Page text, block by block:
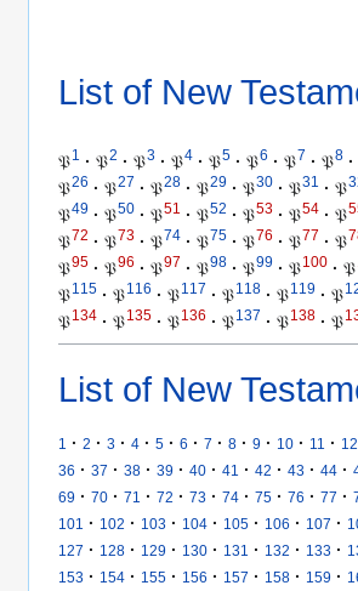
List of New
𝔓1 · 𝔓2 · 𝔓3 · 𝔓4 · 𝔓5 · 𝔓6 · 𝔓7 · 𝔓8 ·
𝔓26 · 𝔓27 · 𝔓28 · 𝔓29 · 𝔓30 · 𝔓31 · 𝔓
𝔓49 · 𝔓50 · 𝔓51 · 𝔓52 · 𝔓53 · 𝔓54 · 𝔓
𝔓72 · 𝔓73 · 𝔓74 · 𝔓75 · 𝔓76 · 𝔓77 · 𝔓
𝔓95 · 𝔓96 · 𝔓97 · 𝔓98 · 𝔓99 · 𝔓100 · 𝔓
𝔓115 · 𝔓116 · 𝔓117 · 𝔓118 · 𝔓119 · 𝔓
𝔓134 · 𝔓135 · 𝔓136 · 𝔓137 · 𝔓138 · 𝔓
List of New
1 · 2 · 3 · 4 · 5 · 6 · 7 · 8 · 9 · 10 · 11 · 12
36 · 37 · 38 · 39 · 40 · 41 · 42 · 43 · 44 ·
69 · 70 · 71 · 72 · 73 · 74 · 75 · 76 · 77 ·
101
· 102 · 103 · 104 · 105 · 106 · 107 ·
127 · 128 · 129 · 130 · 131 · 132 · 133 ·
153 · 154 · 155 · 156 · 157 · 158 · 159 ·